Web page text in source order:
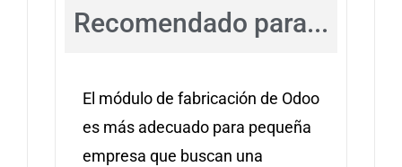
Recomendado para...
El módulo de fabricación de Odoo
es más adecuado para pequeña
empresa que buscan una